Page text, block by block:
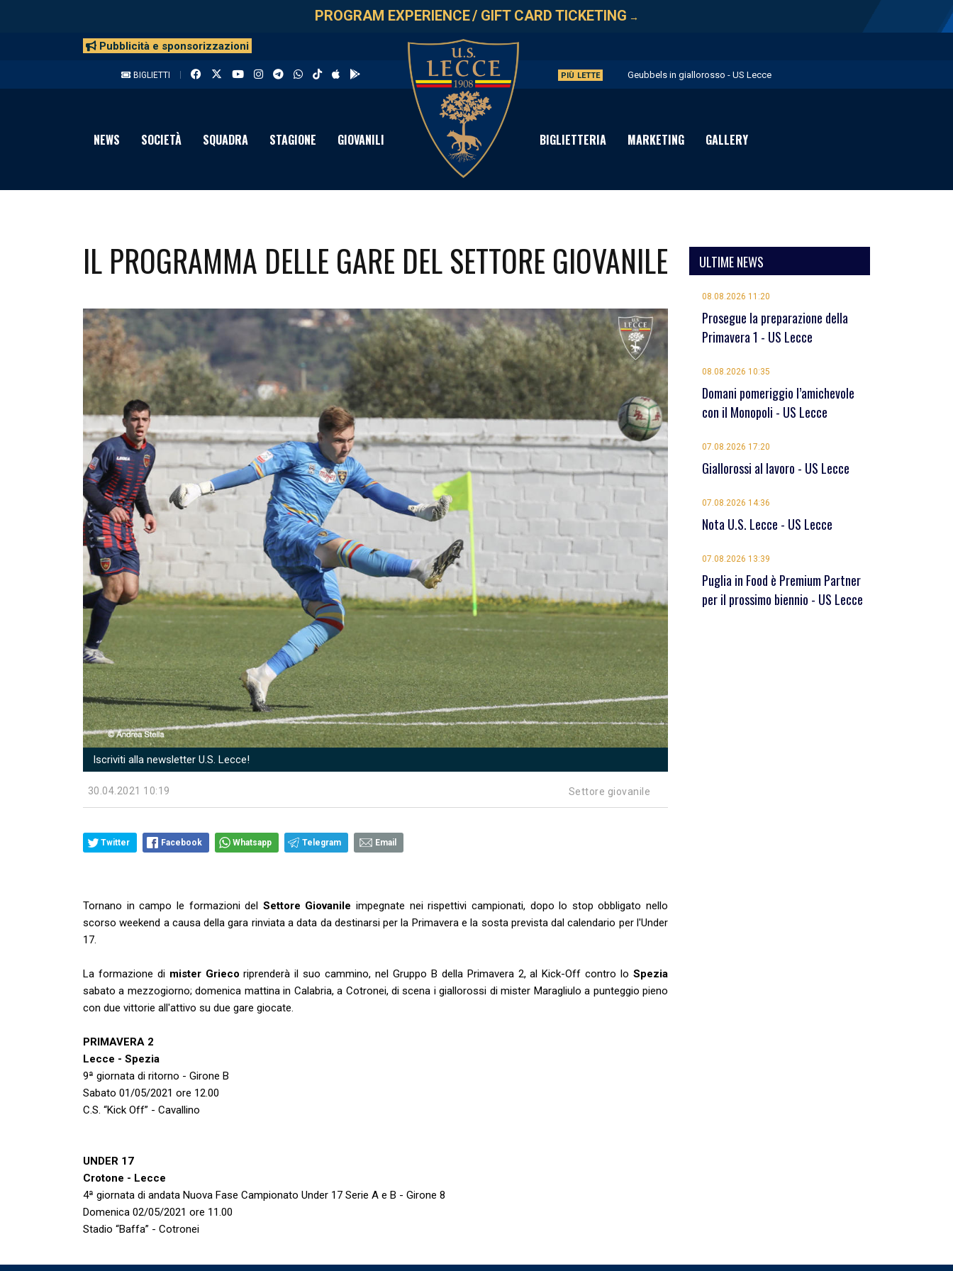
PROGRAM EXPERIENCE/ GIFT CARD TICKETING →
Pubblicità e sponsorizzazioni
BIGLIETTI PIÙ LETTE Geubbels in giallorosso - US Lecce
Aratravel è Premium Partner per la stagione 2026/27 - US Lecce
Primavera 1: Flies in giallorosso - US Lecce
NEWS SOCIETÀ SQUADRA STAGIONE GIOVANILI BIGLIETTERIA MARKETING GALLERY
IL PROGRAMMA DELLE GARE DEL SETTORE GIOVANILE
Iscriviti alla newsletter U.S. Lecce!
30.04.2021 10:19 Settore giovanile
Twitter Facebook Whatsapp Telegram Email
Tornano in campo le formazioni del Settore Giovanile impegnate nei rispettivi campionati, dopo lo stop obbligato nello
scorso weekend a causa della gara rinviata a data da destinarsi per la Primavera e la sosta prevista dal calendario per l'Under
17.
La formazione di mister Grieco riprenderà il suo cammino, nel Gruppo B della Primavera 2, al Kick-Off contro loSpezia
sabato a mezzogiorno; domenica mattina in Calabria, a Cotronei, di scena i giallorossi di mister Maragliulo a punteggio pieno
con due vittorie all'attivo su due gare giocate.
PRIMAVERA 2
Lecce - Spezia
9ª giornata di ritorno - Girone B
Sabato 01/05/2021 ore 12.00
C.S. “Kick Off” - Cavallino
UNDER 17
Crotone - Lecce
4ª giornata di andata Nuova Fase Campionato Under 17 Serie A e B - Girone 8
Domenica 02/05/2021 ore 11.00
Stadio “Baffa” - Cotronei
ULTIME NEWS
08.08.2026 11:20
Prosegue la preparazione della
Primavera 1 - US Lecce
08.08.2026 10:35
Domani pomeriggio l’amichevole
con il Monopoli - US Lecce
07.08.2026 17:20
Giallorossi al lavoro - US Lecce
07.08.2026 14:36
Nota U.S. Lecce - US Lecce
07.08.2026 13:39
Puglia in Food è Premium Partner
per il prossimo biennio - US Lecce